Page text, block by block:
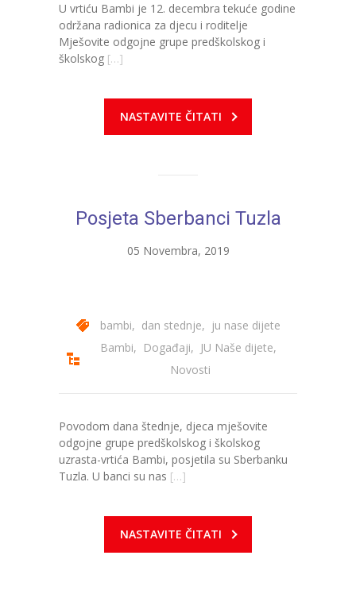
U vrtiću Bambi je 12. decembra tekuće godine
održana radionica za djecu i roditelje
Mješovite odgojne grupe predškolskog i
školskog […]
NASTAVITE ČITATI
Posjeta Sberbanci Tuzla
05 Novembra, 2019
bambi, dan stednje, ju nase dijete
Bambi, Događaji, JU Naše dijete,
Novosti
Povodom dana štednje, djeca mješovite
odgojne grupe predškolskog i školskog
uzrasta-vrtića Bambi, posjetila su Sberbanku
Tuzla. U banci su nas […]
NASTAVITE ČITATI